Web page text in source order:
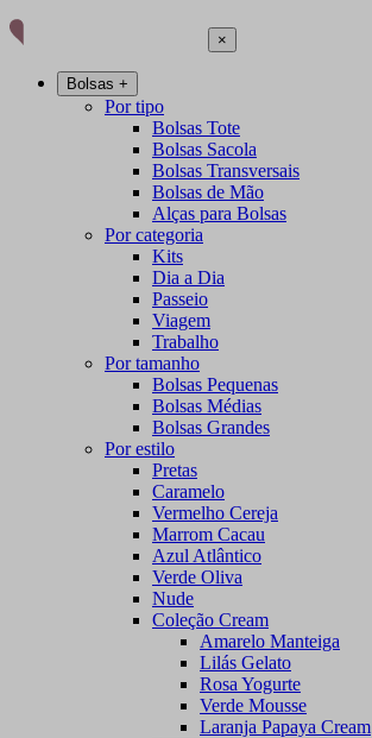
×
Bolsas +
Por tipo
Bolsas Tote
Bolsas Sacola
Bolsas Transversais
Bolsas de Mão
Alças para Bolsas
Por categoria
Kits
Dia a Dia
Passeio
Viagem
Trabalho
Por tamanho
Bolsas Pequenas
Bolsas Médias
Bolsas Grandes
Por estilo
Pretas
Caramelo
Vermelho Cereja
Marrom Cacau
Azul Atlântico
Verde Oliva
Nude
Coleção Cream
Amarelo Manteiga
Lilás Gelato
Rosa Yogurte
Verde Mousse
Laranja Papaya Cream